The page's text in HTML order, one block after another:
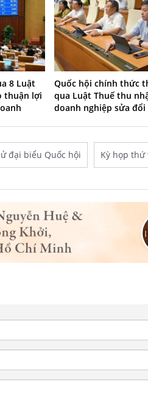
8 Luật
thuận lợi
Quốc hội chính thức
qua Luật Thuế thu
doanh nghiệp sửa đổi
đại biểu Quốc hội Kỳ họp thứ